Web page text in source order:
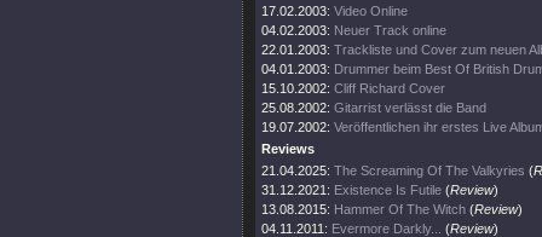
17.02.2003: Video Online
04.02.2003: Neuer Track online
22.01.2003: Trackliste und Cover zum neuen
04.01.2003: Drummer beim Best Of British
15.10.2002: Cliff Richard Cover
25.08.2002: Gitarrist verlässt die Band
19.07.2002: Veröffentlichen ihr erstes Live
Reviews
21.04.2025: The Screaming Of The Valkyries (
31.12.2021: Existence Is Futile (Review)
13.08.2015: Hammer Of The Witch (Review)
04.11.2011: Evermore Darkly... (Review)